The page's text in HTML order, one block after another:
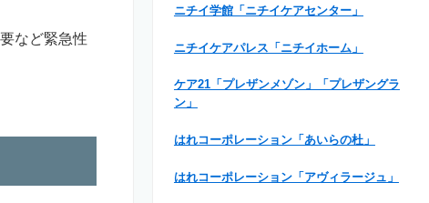
など緊急性
ニチイ学館「ニチイケアセンター」
ニチイケアパレス「ニチイホーム」
ケア21「プレザンメゾン」「プレザングラ
ン」
はれコーポレーション「あいらの杜」
はれコーポレーション「アヴィラージュ」